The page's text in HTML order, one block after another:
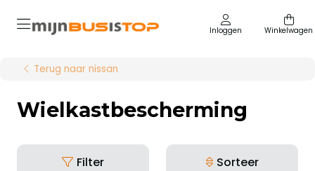
Inloggen Winkelwagen
Terug naar nissan
Wielkastbescherming
Filter Sorteer